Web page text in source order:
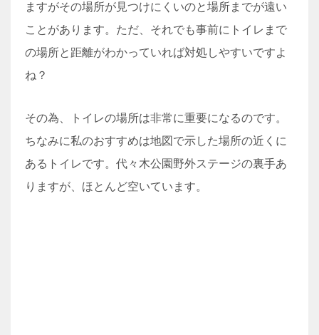
ますがその場所が見つけにくいのと場所までが遠い
ことがあります。ただ、それでも事前にトイレまで
の場所と距離がわかっていれば対処しやすいですよ
ね？
その為、トイレの場所は非常に重要になるのです。
ちなみに私のおすすめは地図で示した場所の近くに
あるトイレです。代々木公園野外ステージの裏手あ
りますが、ほとんど空いています。